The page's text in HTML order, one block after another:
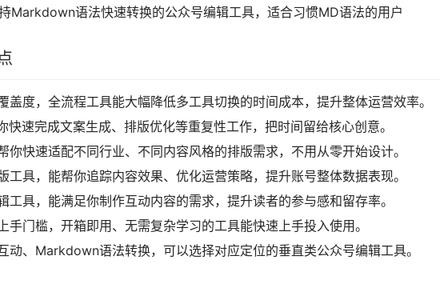
Markdown语法快速转换的公众号编辑工具，适合习惯MD语法的用户
盖度，全流程工具能大幅降低多工具切换的时间成本，提升整体运营效率。
速完成文案生成、排版优化等重复性工作，把时间留给核心创意。
你快速适配不同行业、不同内容风格的排版需求，不用从零开始设计。
工具，能帮你追踪内容效果、优化运营策略，提升账号整体数据表现。
工具，能满足你制作互动内容的需求，提升读者的参与感和留存率。
手门槛，开箱即用、无需复杂学习的工具能快速上手投入使用。
动、Markdown语法转换，可以选择对应定位的垂直类公众号编辑工具。